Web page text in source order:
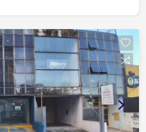
visibilidade comercial,
uma das principais
pronta para receber
praticidade e
valorizadas e
2